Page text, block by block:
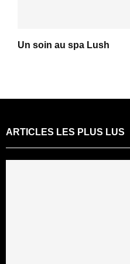
Un soin au spa Lush
ARTICLES LES PLUS LUS